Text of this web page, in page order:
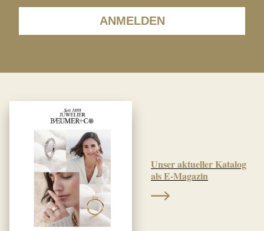
ANMELDEN
Unser aktueller Katalog
als E-Magazin